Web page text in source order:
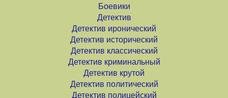
Боевики
Детектив
Детектив иронический
Детектив исторический
Детектив классический
Детектив криминальный
Детектив крутой
Детектив политический
Детектив полицейский